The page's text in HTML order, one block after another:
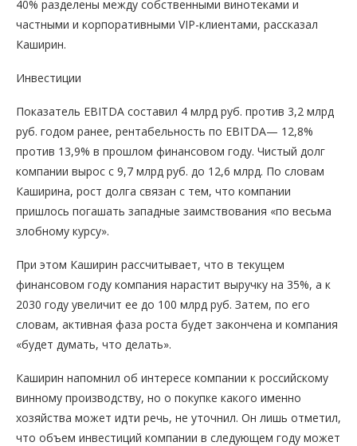
40% разделены между собственными винотеками и
частными и корпоративными VIP-клиентами, рассказал
Каширин.
Инвестиции
Показатель EBITDA составил 4 млрд руб. против 3,2 млрд
руб. годом ранее, рентабельность по EBITDA— 12,8%
против 13,9% в прошлом финансовом году. Чистый долг
компании вырос с 9,7 млрд руб. до 12,6 млрд. По словам
Каширина, рост долга связан с тем, что компании
пришлось погашать западные заимствования «по весьма
злобному курсу».
При этом Каширин рассчитывает, что в текущем
финансовом году компания нарастит выручку на 35%, а к
2030 году увеличит ее до 100 млрд руб. Затем, по его
словам, активная фаза роста будет закончена и компания
«будет думать, что делать».
Каширин напомнил об интересе компании к российскому
винному производству, но о покупке какого именно
хозяйства может идти речь, не уточнил. Он лишь отметил,
что объем инвестиций компании в следующем году может